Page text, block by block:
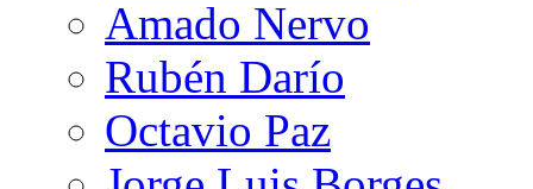
Amado Nervo
Rubén Darío
Octavio Paz